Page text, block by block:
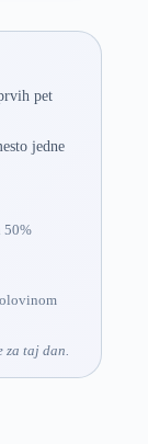
pet
jedne
50%
taj dan.